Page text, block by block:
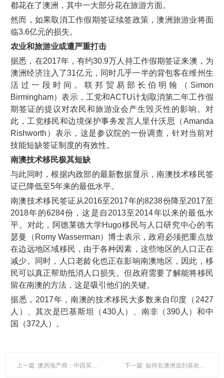
都花在了澳洲，其中一大部分花在旅游方面。
然而，如果取消工作假期签证续签政策，澳洲旅游业将面
临3.6亿元的损失。
农业和旅游业或遭严重打击
据悉，在2017年，有约30.9万人持工作假期签证来澳，为
澳洲经济注入了31亿元，同时几乎一半的背包客在维州生
活过一段时间。联邦贸易部长伯明翰（Simon
Birmingham）表示，工党和ACTU计划取消第二年工作假
期签证的提议对农民和旅游业会产生毁灭性的影响。对
此，工党移民和边境保护事务发言人里什沃思（Amanda
Rishworth）表示，这是参议院的一份调查，针对当前对
技能短缺签证制度的有效性。
南澳技术移民极其短缺
与此同时，根据内政部的最新数据显示，南澳技术移民签
证已降低至5年来的最低水平。
南澳技术移民签证从2016至2017年的8238份降至2017至
2018年的6284份，这是自2013至2014年以来的最低水
平。对此，阿德莱德大学Hugo移民与人口研究中心的韦
瑟曼（Romy Wasserman）博士表示，政府必须把重点放
在边远地区域移民，由于各种因素，这些地区的人口正在
减少。同时，人口老龄化也正在影响南澳地区，因此，移
民可以真正帮助抵消人口损失。但政府需要了解能将移民
留在南澳的方法，这是吸引他们的关键。
据悉，2017年，南澳的技术移民大多数来自印度（2427
人）、其次是巴基斯坦（430人）、南非（390人）和中
国（372人）。